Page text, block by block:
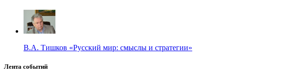
В.А. Тишков «Русский мир: смыслы и стратегии»
Лента событий